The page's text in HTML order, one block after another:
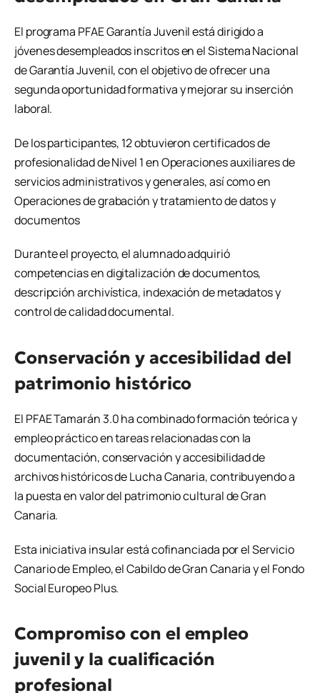
El programa PFAE Garantía Juvenil está dirigido a
jóvenes desempleados inscritos en el Sistema Nacional
de Garantía Juvenil, con el objetivo de ofrecer una
segunda oportunidad formativa y mejorar su inserción
laboral.
De los participantes, 12 obtuvieron certificados de
profesionalidad de Nivel 1 en Operaciones auxiliares de
servicios administrativos y generales, así como en
Operaciones de grabación y tratamiento de datos y
documentos
Durante el proyecto, el alumnado adquirió
competencias en digitalización de documentos,
descripción archivística, indexación de metadatos y
control de calidad documental.
Conservación y accesibilidad del
patrimonio histórico
El PFAE Tamarán 3.0 ha combinado formación teórica y
empleo práctico en tareas relacionadas con la
documentación, conservación y accesibilidad de
archivos históricos de Lucha Canaria, contribuyendo a
la puesta en valor del patrimonio cultural de Gran
Canaria.
Esta iniciativa insular está cofinanciada por el Servicio
Canario de Empleo, el Cabildo de Gran Canaria y el Fondo
Social Europeo Plus.
Compromiso con el empleo
juvenil y la cualificación
profesional